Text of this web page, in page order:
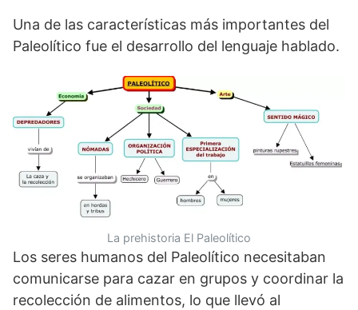
Una de las características más importantes del
Paleolítico fue el desarrollo del lenguaje hablado.
La prehistoria El Paleolítico
Los seres humanos del Paleolítico necesitaban
comunicarse para cazar en grupos y coordinar la
recolección de alimentos, lo que llevó al